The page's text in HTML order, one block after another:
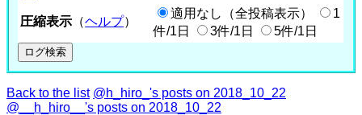
圧縮表示 （ヘルプ）
適用なし（全投稿表示）
1
件/1日
3件/1日 5件/1日
Back to the list @h_hiro_'s posts on 2018_10_22
@__h_hiro__'s posts on 2018_10_22